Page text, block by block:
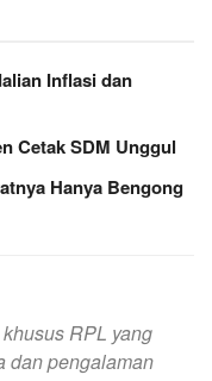
Inflasi dan
Cetak SDM Unggul
Hanya Bengong
RPL yang
dan pengalaman